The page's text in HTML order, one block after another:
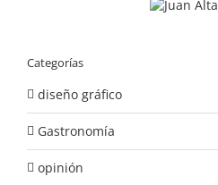
Categorías
diseño gráfico
Gastronomía
opinión